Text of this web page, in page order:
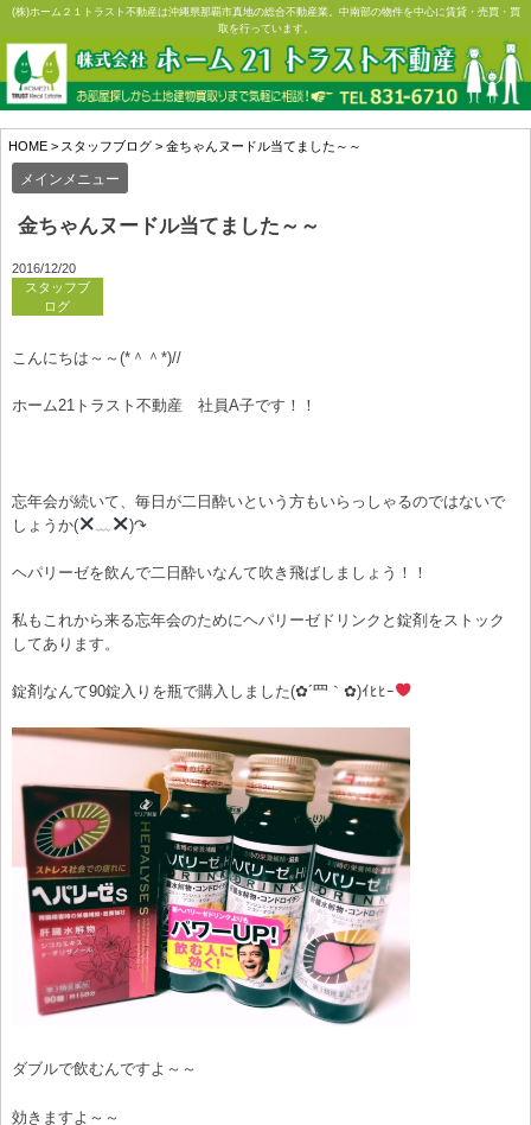
Skip
content
(株)ホーム２１トラスト不動産は沖縄県那覇市真地の総合不動産業。中南部の物件を中心に賃貸・売買・買
取を行っています。
HOME > スタッフブログ > 金ちゃんヌードル当てました～～
メインメニュー
金ちゃんヌードル当てました～～
2016/12/20
スタッフブ
ログ
こんにちは～～(*＾＾*)//
ホーム21トラスト不動産 社員A子です！！
忘年会が続いて、毎日が二日酔いという方もいらっしゃるのではないで
しょうか(
﹏ )↷
ヘパリーゼを飲んで二日酔いなんて吹き飛ばしましょう！！
私もこれから来る忘年会のためにヘパリーゼドリンクと錠剤をストック
してあります。
錠剤なんて90錠入りを瓶で購入しました(✿´罒｀✿)ｲﾋﾋｰ
ダブルで飲むんですよ～～
効きますよ～～